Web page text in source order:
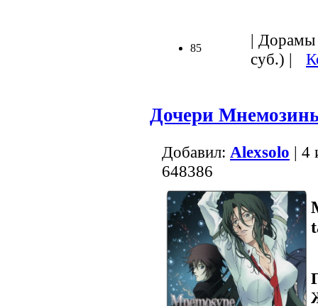
85
| Дорамы
суб.) |
Дочери
Добавил: Alexsolo | 4
648386